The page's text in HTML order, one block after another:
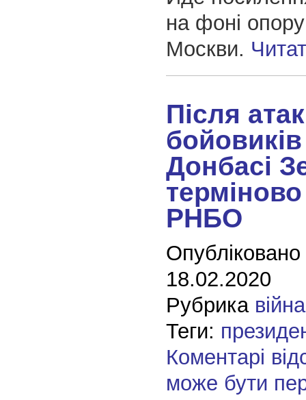
на фоні
Москви.
Після
Донбасі
РНБО
18.02.2020
Рубрика війна
Теги:
Коментарі
може бути